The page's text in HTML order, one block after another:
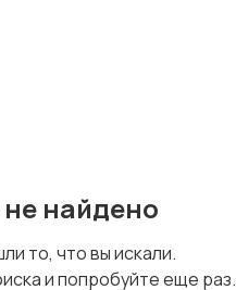
найдено
то, что вы искали.
и попробуйте еще раз.